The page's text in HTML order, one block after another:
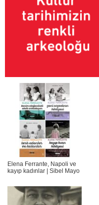
Elena Ferrante, Napoli ve
kayıp kadınlar | Sibel Mayo